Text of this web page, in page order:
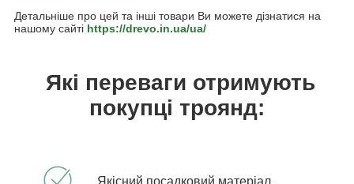
Детальніше про цей та інші товари Ви можете дізнатися на
нашому сайті https://drevo.in.ua/ua/
Які переваги отримують
покупці троянд:
Якісний посадковий матеріал.